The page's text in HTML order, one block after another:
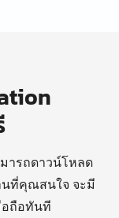
ารถดาวน์โหลด
นที่คุณสนใจ จะมี
อถือทันที